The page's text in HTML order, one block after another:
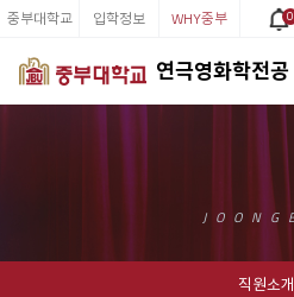
연극영화학전공
중부대학교 입학정보 WHY중부 0
직원소개